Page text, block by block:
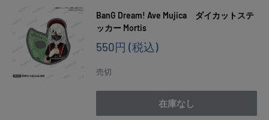
BanG Dream! Ave Mujica ダイカットステ
ッカー Mortis
販
価
格
550円 (税込)
売切
在庫なし